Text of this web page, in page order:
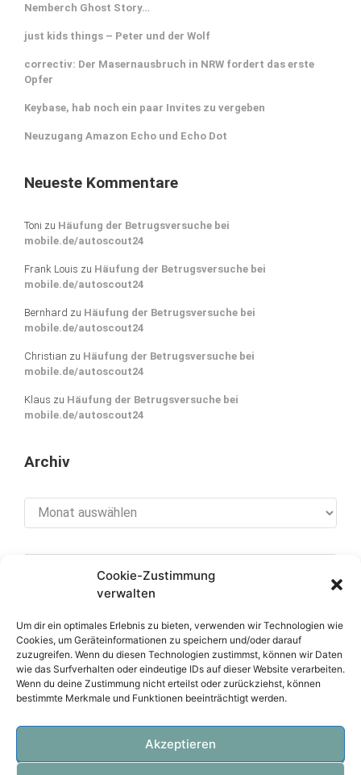
Cookie-Zustimmung
verwalten
Um dir ein optimales Erlebnis zu bieten, verwenden wir Technologien wie
Cookies, um Geräteinformationen zu speichern und/oder darauf
zuzugreifen. Wenn du diesen Technologien zustimmst, können wir Daten
wie das Surfverhalten oder eindeutige IDs auf dieser Website verarbeiten.
Wenn du deine Zustimmung nicht erteilst oder zurückziehst, können
bestimmte Merkmale und Funktionen beeinträchtigt werden.
Akzeptieren
Nemberch Ghost Story…
just kids things – Peter und der Wolf
correctiv: Der Masernausbruch in NRW fordert das erste
Opfer
Keybase, hab noch ein paar Invites zu vergeben
Neuzugang Amazon Echo und Echo Dot
Neueste Kommentare
Toni zu Häufung der Betrugsversuche bei
mobile.de/autoscout24
Frank Louis zu Häufung der Betrugsversuche bei
mobile.de/autoscout24
Bernhard zu Häufung der Betrugsversuche bei
mobile.de/autoscout24
Christian zu Häufung der Betrugsversuche bei
mobile.de/autoscout24
Klaus zu Häufung der Betrugsversuche bei
mobile.de/autoscout24
Archiv
[cookies_revoke]
Über diese Seite
Datenschutzerklärung